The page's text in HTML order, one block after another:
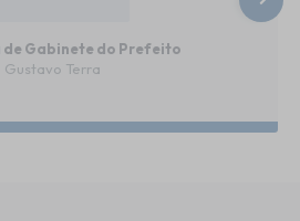
Gabinete do Prefeito
Gustavo Terra